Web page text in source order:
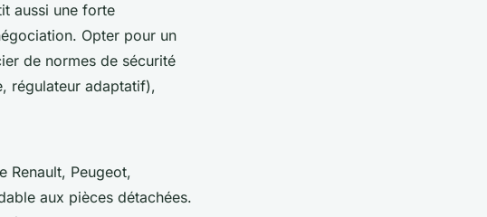
aussi une forte
Opter pour un
de normes de sécurité
régulateur adaptatif),
Renault, Peugeot,
aux pièces détachées.